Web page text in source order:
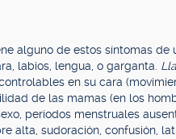
alguno de estos síntomas de
labios, lengua, o garganta.
en su cara
de las mamas (en los
períodos menstruales
alta, sudoración, confusión,